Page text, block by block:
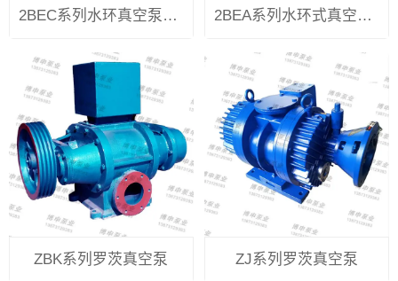
2BEC系列水环真空泵及压缩机 2BEA系列水环式真空泵及压缩机
ZBK系列罗茨真空泵 ZJ系列罗茨真空泵